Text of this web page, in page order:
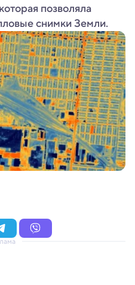
позволяла
снимки Земли.